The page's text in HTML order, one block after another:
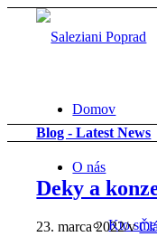
Domov
O nás
Kto sme
Blog - Latest News
Deky a
23. marca 2022/v